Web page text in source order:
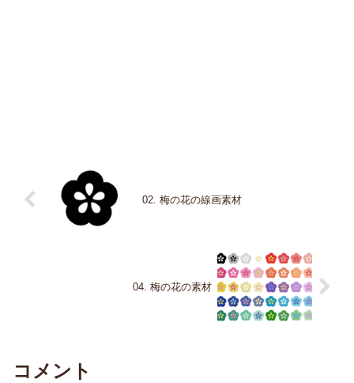
02. 梅の花の線画素材
04. 梅の花の素材
コメント